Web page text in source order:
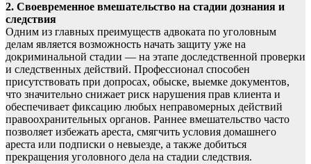
2. Своевременное вмешательство на стадии дознания и
следствия
Одним из главных преимуществ адвоката по уголовным
делам является возможность начать защиту уже на
докриминальной стадии — на этапе доследственной проверки
и следственных действий. Профессионал способен
присутствовать при допросах, обыске, выемке документов,
что значительно снижает риск нарушения прав клиента и
обеспечивает фиксацию любых неправомерных действий
правоохранительных органов. Раннее вмешательство часто
позволяет избежать ареста, смягчить условия домашнего
ареста или подписки о невыезде, а также добиться
прекращения уголовного дела на стадии следствия.